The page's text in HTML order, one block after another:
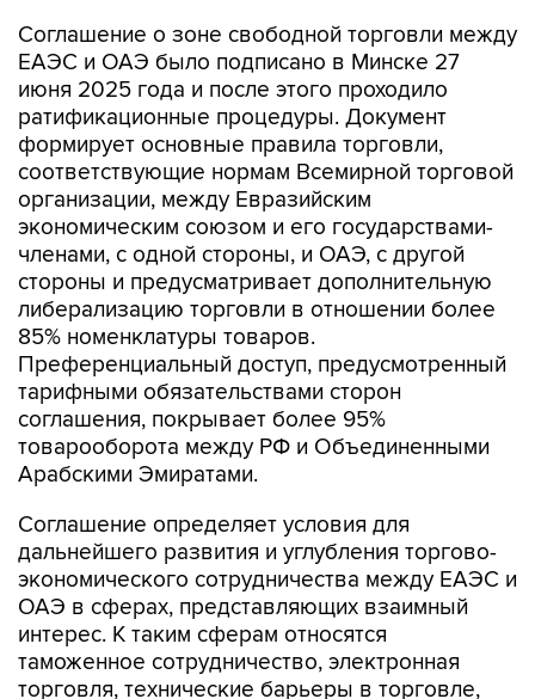
Соглашение о зоне свободной торговли между
ЕАЭС и ОАЭ было подписано в Минске 27
июня 2025 года и после этого проходило
ратификационные процедуры. Документ
формирует основные правила торговли,
соответствующие нормам Всемирной торговой
организации, между Евразийским
экономическим союзом и его государствами-
членами, с одной стороны, и ОАЭ, с другой
стороны и предусматривает дополнительную
либерализацию торговли в отношении более
85% номенклатуры товаров.
Преференциальный доступ, предусмотренный
тарифными обязательствами сторон
соглашения, покрывает более 95%
товарооборота между РФ и Объединенными
Арабскими Эмиратами.
Соглашение определяет условия для
дальнейшего развития и углубления торгово-
экономического сотрудничества между ЕАЭС и
ОАЭ в сферах, представляющих взаимный
интерес. К таким сферам относятся
таможенное сотрудничество, электронная
торговля, технические барьеры в торговле,